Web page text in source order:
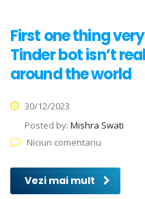
First one thing
Tinder bot isn’t
around the world
30/12/2023
Posted by: Mishra Swati
Niciun comentariu
Vezi mai mult